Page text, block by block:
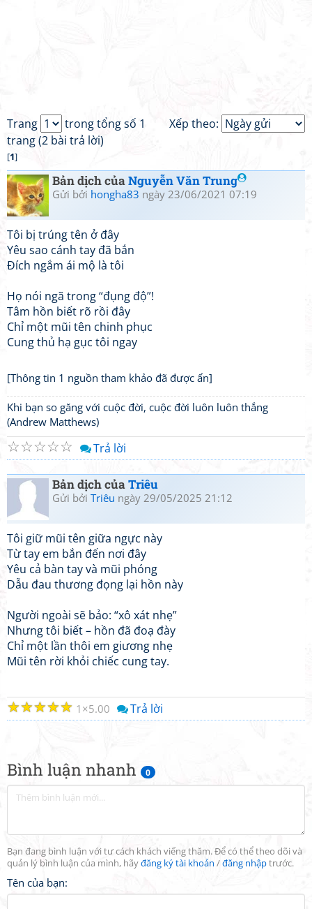
Bình luận nhanh 0
Bạn đang bình luận với tư cách khách viếng thăm. Để có thể theo dõi và
quản lý bình luận của mình, hãyđăng ký tài khoản /đăng nhậptrước.
Tên của bạn:
Xếp theo:
Trang
trong tổng số 1
trang (2 bài trả lời)
[1]
Bản dịch củaNguyễn Văn Trung
Gửi bởi hongha83 ngày 23/06/2021 07:19
Tôi bị trúng tên ở đây
Yêu sao cánh tay đã bắn
Đích ngắm ái mộ là tôi
Họ nói ngã trong “đụng độ”!
Tâm hồn biết rõ rồi đây
Chỉ một mũi tên chinh phục
Cung thủ hạ gục tôi ngay
[Thông tin 1 nguồn tham khảo đã được ẩn]
Khi bạn so găng với cuộc đời, cuộc đời luôn luôn thắng
(Andrew Matthews)
☆
☆
☆
☆
☆ Trả lời
Bản dịch củaTriêu
Gửi bởi Triêu ngày 29/05/2025 21:12
Tôi giữ mũi tên giữa ngực này
Từ tay em bắn đến nơi đây
Yêu cả bàn tay và mũi phóng
Dẫu đau thương đọng lại hồn này
Người ngoài sẽ bảo: “xô xát nhẹ”
Nhưng tôi biết – hồn đã đoạ đày
Chỉ một lần thôi em giương nhẹ
Mũi tên rời khỏi chiếc cung tay.
☆
☆
☆
☆
☆ 1 5.00 Trả lời